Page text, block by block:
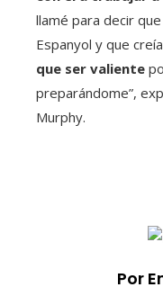
llamé para decir
Espanyol y que
que ser valiente
preparándome”,
Murphy.
Por